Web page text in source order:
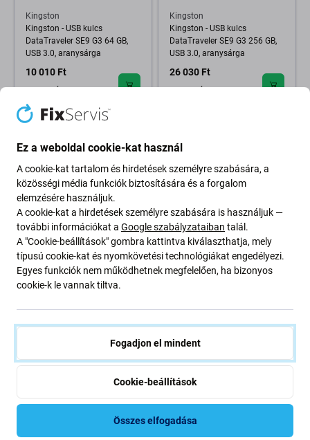
Kingston
Kingston - USB kulcs
DataTraveler SE9 G3 64 GB,
USB 3.0, aranysárga
10 010 Ft
Kingston
Kingston - USB kulcs
DataTraveler SE9 G3 256 GB,
USB 3.0, aranysárga
26 030 Ft
Kingston
Kingston - USB kulcs
DataTraveler SE9 G3 128 GB,
16 020 Ft
Ez a weboldal cookie-kat használ
A cookie-kat tartalom és hirdetések személyre szabására, a
közösségi média funkciók biztosítására és a forgalom
elemzésére használjuk.
A cookie-kat a hirdetések személyre szabására is használjuk —
további információkat a Google szabályzataiban talál.
A "Cookie-beállítások" gombra kattintva kiválaszthatja, mely
típusú cookie-kat és nyomkövetési technológiákat engedélyezi.
Egyes funkciók nem működhetnek megfelelően, ha bizonyos
cookie-k le vannak tiltva.
Fogadjon el mindent
Cookie-beállítások
Összes elfogadása